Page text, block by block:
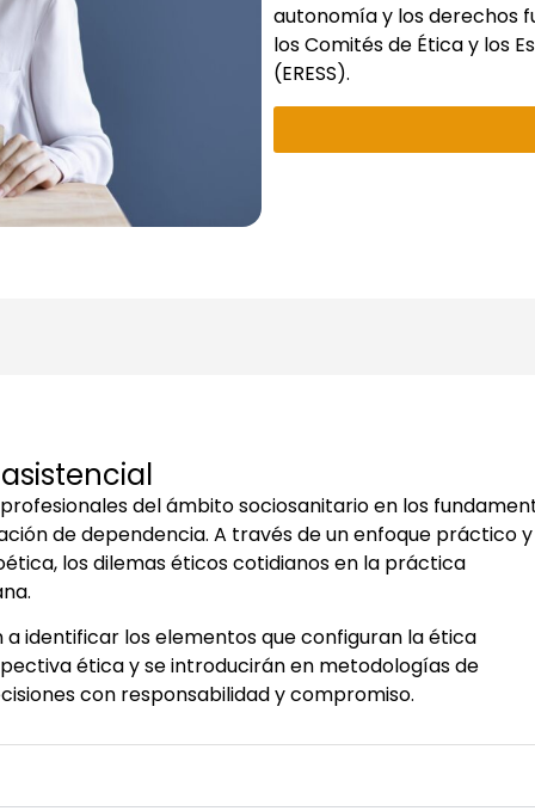
autonomía y los derechos
los Comités de Ética y los
(ERESS).
del ámbito sociosanitario en los
de dependencia. A través de un enfoque práctico y
los dilemas éticos cotidianos en la práctica
identificar los elementos que configuran la ética
ética y se introducirán en metodologías de
con responsabilidad y compromiso.